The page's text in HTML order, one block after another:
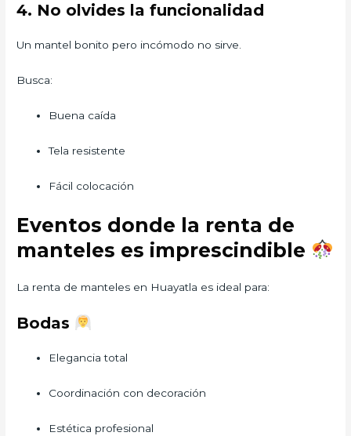
4. No olvides la funcionalidad
Un mantel bonito pero incómodo no sirve.
Busca:
Buena caída
Tela resistente
Fácil colocación
Eventos donde la renta de
manteles es imprescindible
La renta de manteles en Huayatla es ideal para:
Bodas
Elegancia total
Coordinación con decoración
Estética profesional